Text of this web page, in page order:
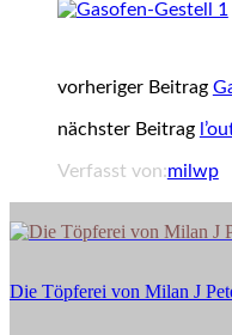
vorheriger Beitrag
nächster Beitrag
Verfasst von:milwp
Die
Milan
Die Töpferei von Milan J